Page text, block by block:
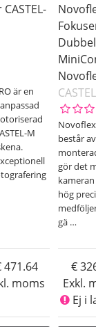
är en
M
moms
471.64
Novoflex
består
gör det
hög
gä …
Exkl.
Ej i